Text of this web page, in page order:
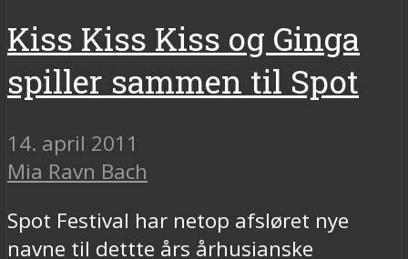
Kiss Kiss Kiss og Ginga
spiller sammen til Spot
14. april 2011
Mia Ravn Bach
Spot Festival har netop afsløret nye
navne til dettte års århusianske